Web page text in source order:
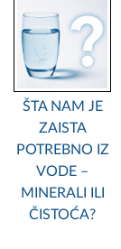
ŠTA NAM JE
ZAISTA
POTREBNO IZ
VODE –
MINERALI ILI
ČISTOĆA?